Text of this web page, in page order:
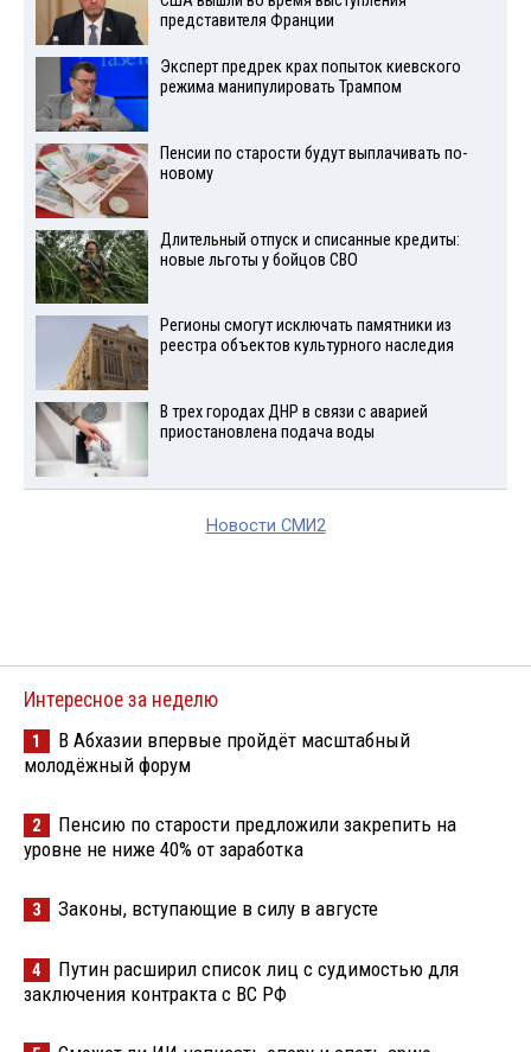
представителя Франции
Эксперт предрек крах попыток киевского
режима манипулировать Трампом
Пенсии по старости будут выплачивать по-
новому
Длительный отпуск и списанные кредиты:
новые льготы у бойцов СВО
Регионы смогут исключать памятники из
реестра объектов культурного наследия
В трех городах ДНР в связи с аварией
приостановлена подача воды
Новости СМИ2
Интересное за неделю
1
В Абхазии впервые пройдёт масштабный
молодёжный форум
2
Пенсию по старости предложили закрепить на
уровне не ниже 40% от заработка
3 Законы, вступающие в силу в августе
4
Путин расширил список лиц с судимостью для
заключения контракта с ВС РФ